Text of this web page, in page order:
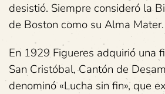
desistió. Siempre consideró la
de Boston como su Alma Mater.
En 1929 Figueres adquirió una
San Cristóbal, Cantón de
denominó «Lucha sin fin», que